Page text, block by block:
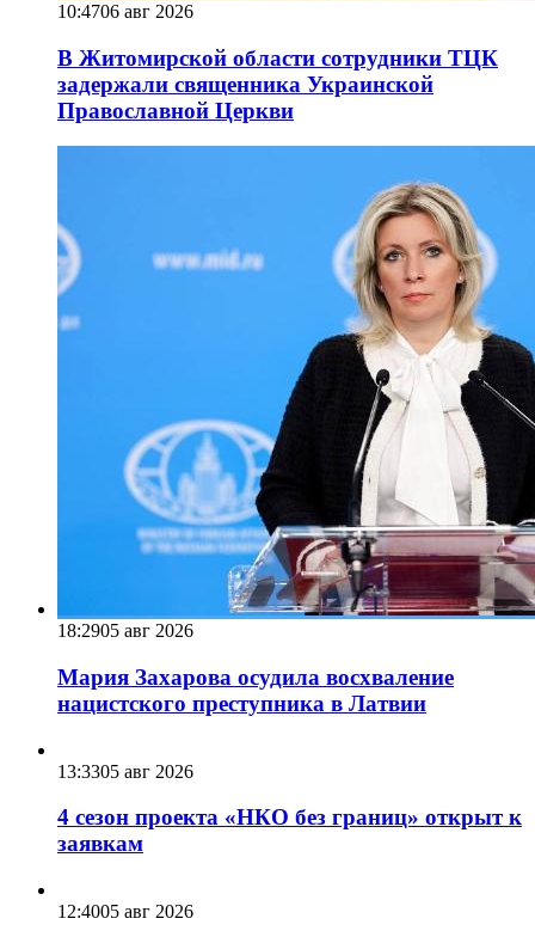
10:4706 авг 2026
В Житомирской области сотрудники ТЦК
задержали священника Украинской
Православной Церкви
18:2905 авг 2026
Мария Захарова осудила восхваление
нацистского преступника в Латвии
13:3305 авг 2026
4 сезон проекта «НКО без границ» открыт к
заявкам
12:4005 авг 2026